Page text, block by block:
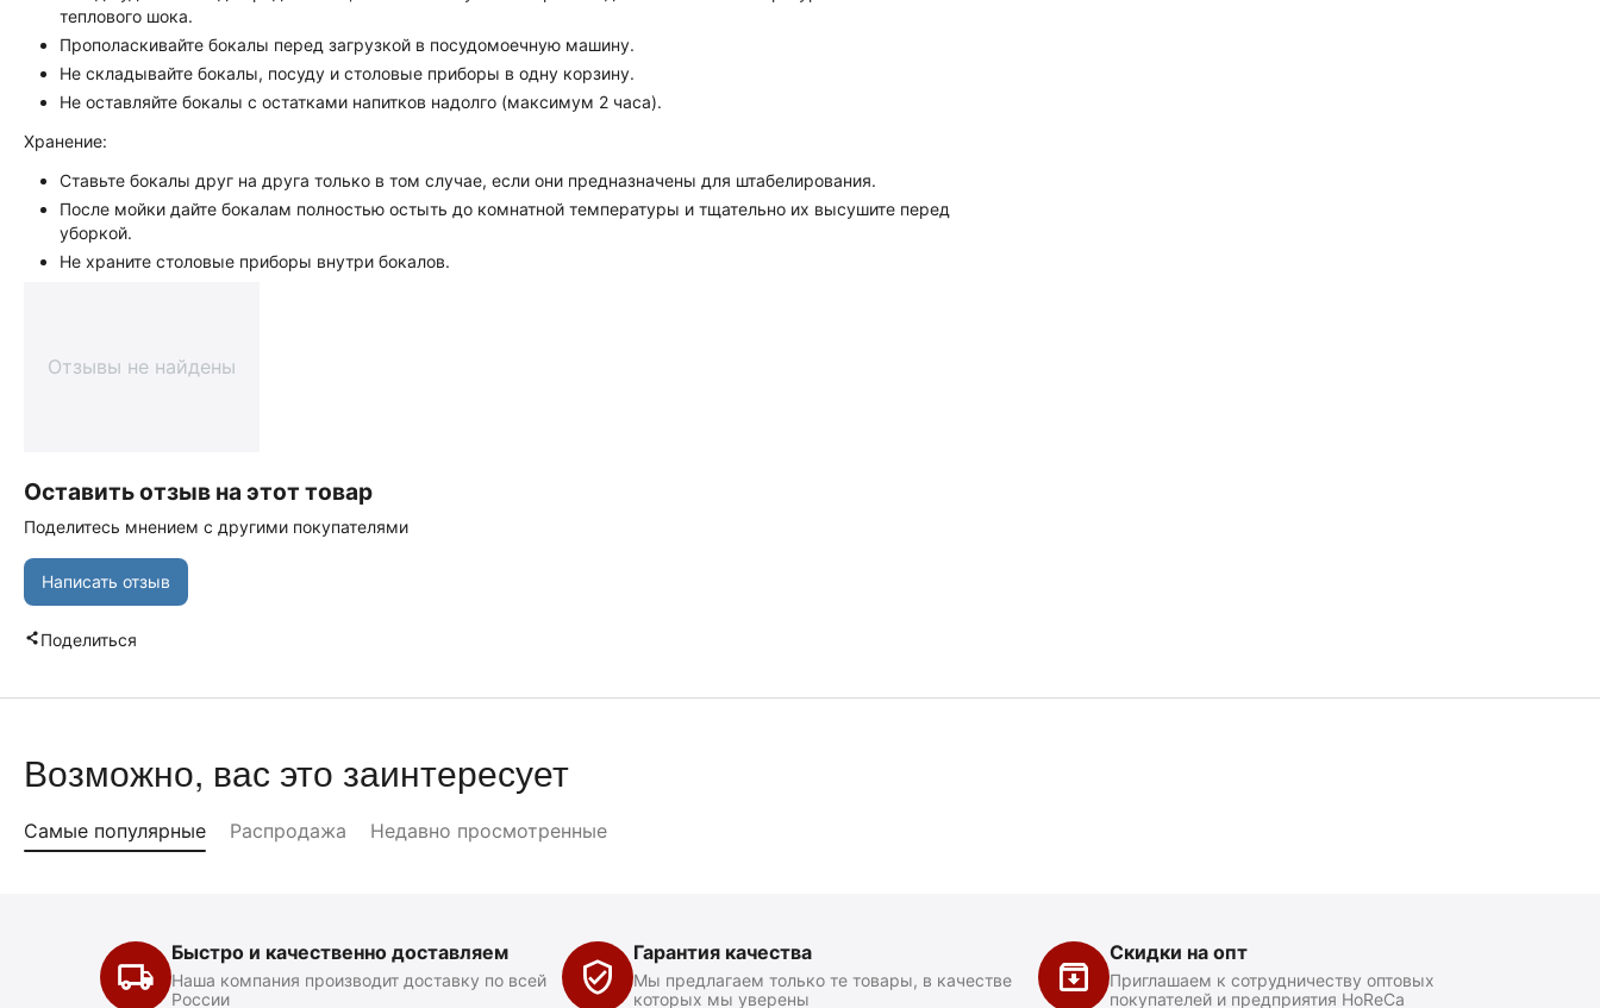
теплового шока.
Прополаскивайте бокалы перед загрузкой в посудомоечную машину.
Не складывайте бокалы, посуду и столовые приборы в одну корзину.
Не оставляйте бокалы с остатками напитков надолго (максимум 2 часа).
Хранение:
Ставьте бокалы друг на друга только в том случае, если они предназначены для штабелирования.
После мойки дайте бокалам полностью остыть до комнатной температуры и тщательно их высушите перед
уборкой.
Не храните столовые приборы внутри бокалов.
Отзывы не найдены
Оставить отзыв на этот товар
Поделитесь мнением с другими покупателями
Написать отзыв
Поделиться
Возможно, вас это заинтересует
Самые популярные Распродажа Недавно просмотренные
Быстро и качественно доставляем
Наша компания производит доставку по всей
России
Гарантия качества
Мы предлагаем только те товары, в качестве
которых мы уверены
Скидки на опт
Приглашаем к сотрудничеству оптовых
покупателей и предприятия HoReCa